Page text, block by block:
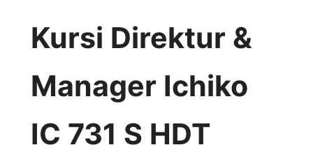
Kursi Direktur &
Manager Ichiko
IC 731 S HDT